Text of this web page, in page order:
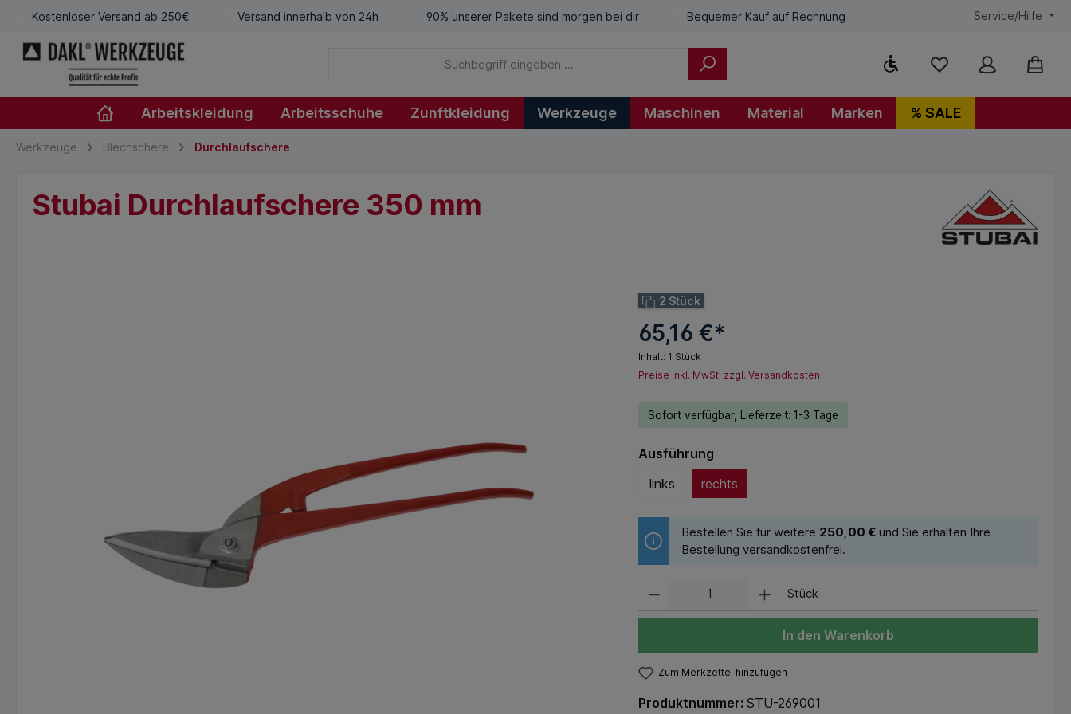
Kostenloser Versand ab 250€ Versand innerhalb von 24h 90% unserer Pakete sind morgen bei dir Bequemer Kauf auf Rechnung Service/Hilfe
Werkzeugleiste anzeigen
Arbeitskleidung Arbeitsschuhe Zunftkleidung Werkzeuge Maschinen Material Marken % SALE
Werkzeuge Blechschere Durchlaufschere
Stubai Durchlaufschere 350 mm
2 Stück
65,16 €*
Inhalt: 1 Stück
Preise inkl. MwSt. zzgl. Versandkosten
Sofort verfügbar, Lieferzeit: 1-3 Tage
Ausführung
links
rechts
Bestellen Sie für weitere 250,00 €und Sie erhalten Ihre
Bestellung versandkostenfrei.
Stück
In den Warenkorb
Zum Merkzettel hinzufügen
Produktnummer: STU-269001